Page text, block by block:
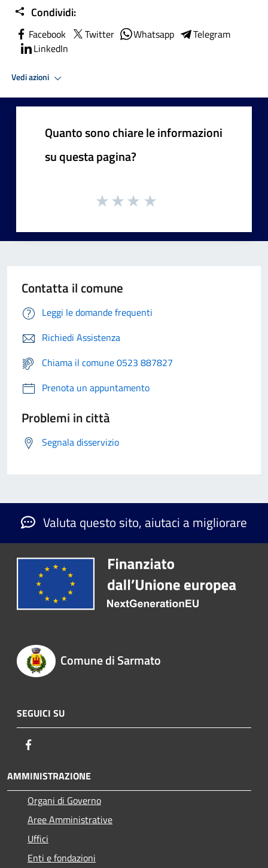
Condividi:
Facebook Twitter Whatsapp
Telegram
LinkedIn
Vedi azioni
Quanto sono chiare le informazioni
su questa pagina?
Contatta il comune
Leggi le domande frequenti
Richiedi Assistenza
Chiama il comune 0523 887827
Prenota un appuntamento
Problemi in città
Segnala disservizio
Valuta questo sito, aiutaci a migliorare
Comune di Sarmato
SEGUICI SU
AMMINISTRAZIONE
Organi di Governo
Aree Amministrative
Uffici
Enti e fondazioni